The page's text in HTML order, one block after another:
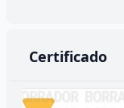
Certificado